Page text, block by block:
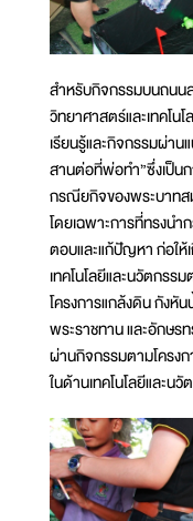
สำหรับกิจกรรมบนถนน
วิทยาศาสตร์และเทคโน
เรียนรู้และกิจกรรมผ่า
สานต่อที่พ่อทำ”ซึ่งเป็น
กรณียกิจของพระบาท
โดยเฉพาะการที่ทรงน
ตอบและแก้ปัญหา ก่อให้
เทคโนโลยีและนวัตกรร
โครงการแกล้งดิน กังหั
พระราชทาน และอักษรท
ผ่านกิจกรรมตามโครง
ในด้านเทคโนโลยีและน